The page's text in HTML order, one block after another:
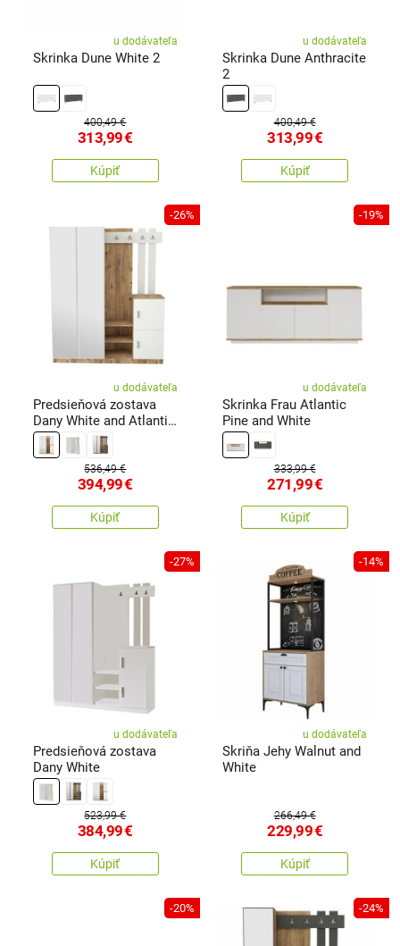
u dodávateľa
Skrinka Dune White 2
400,49 €
313,99€
Kúpiť
u dodávateľa
Skrinka Dune Anthracite
2
400,49 €
313,99€
Kúpiť
-26%
u dodávateľa
Predsieňová zostava
Dany White and Atlantic
Pine
536,49 €
394,99€
Kúpiť
-19%
u dodávateľa
Skrinka Frau Atlantic
Pine and White
333,99 €
271,99€
Kúpiť
-27%
u dodávateľa
Predsieňová zostava
Dany White
523,99 €
384,99€
Kúpiť
-14%
u dodávateľa
Skriňa Jehy Walnut and
White
266,49 €
229,99€
Kúpiť
-20% -24%